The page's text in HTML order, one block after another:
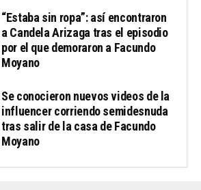
“Estaba sin ropa”: así encontraron
a Candela Arizaga tras el episodio
por el que demoraron a Facundo
Moyano
Se conocieron nuevos videos de la
influencer corriendo semidesnuda
tras salir de la casa de Facundo
Moyano